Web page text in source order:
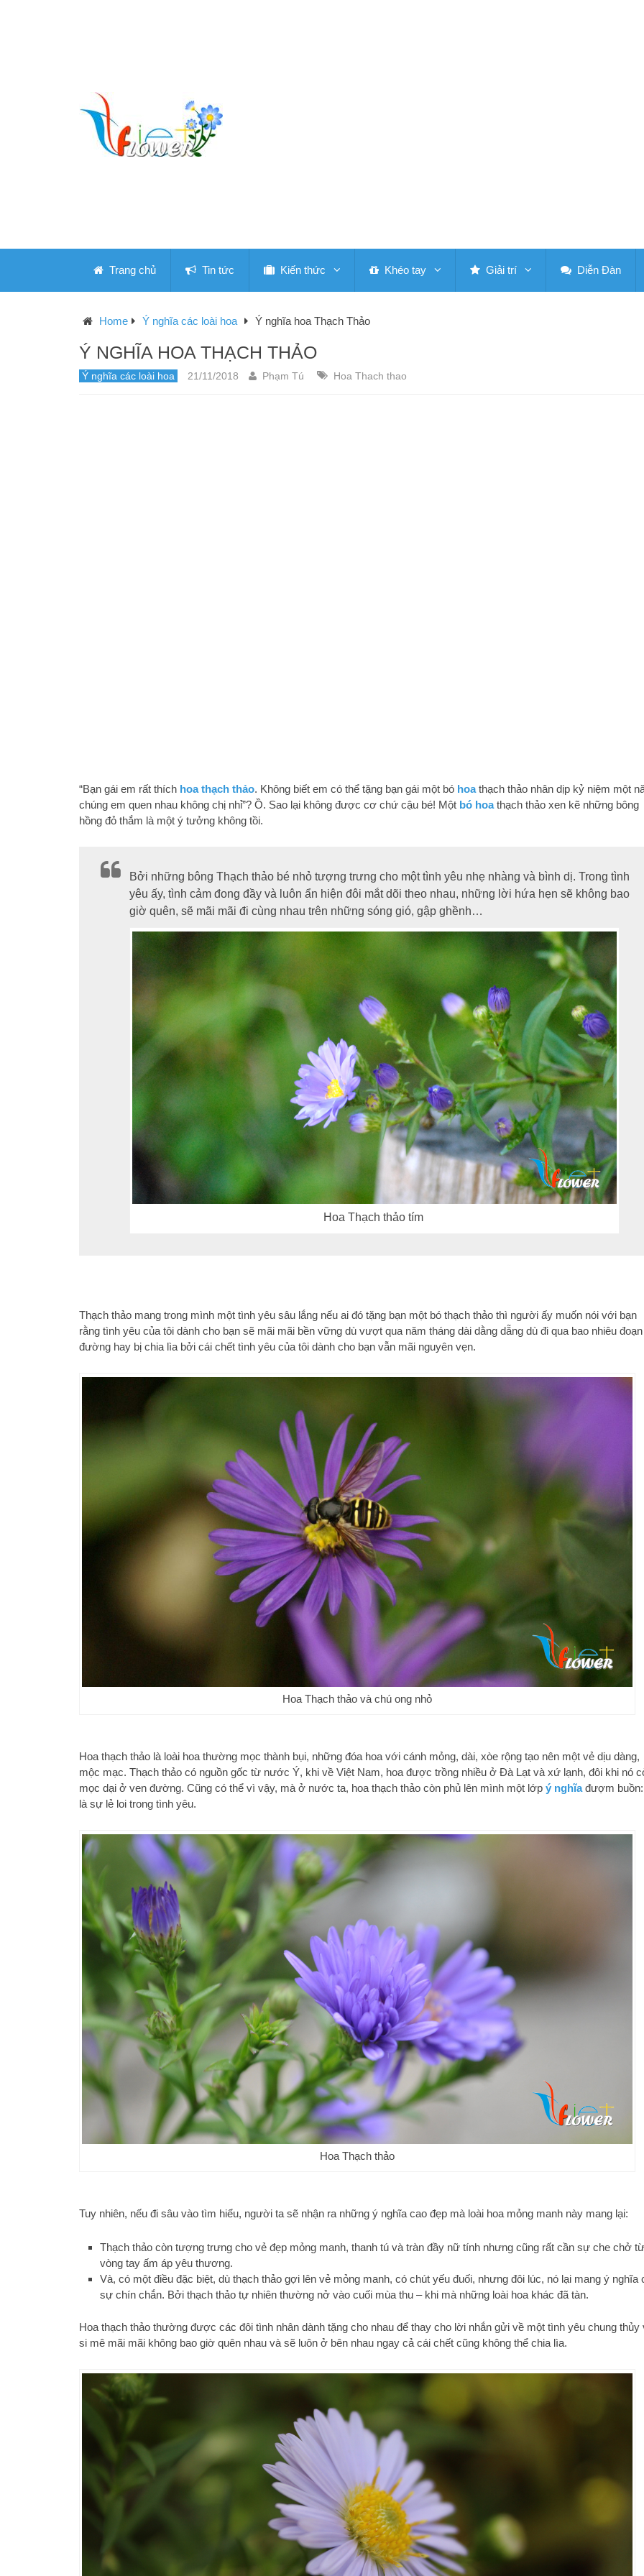
Trang chủ Tin tức Kiến thức Khéo tay Giải trí Diễn Đàn
Home Ý nghĩa các loài hoa Ý nghĩa hoa Thạch Thảo
Ý NGHĨA HOA THẠCH THẢO
Ý nghĩa các loài hoa 21/11/2018 Phạm Tú Hoa Thach thao
“Bạn gái em rất thích hoa thạch thảo. Không biết em có thể tặng bạn gái một bó hoathạch thảo nhân dịp kỷ niệm một
chúng em quen nhau không chị nhỉ”? Ồ. Sao lại không được cơ chứ cậu bé! Một bó hoathạch thảo xen kẽ những bông
hồng đỏ thắm là một ý tưởng không tồi.
Bởi những bông Thạch thảo bé nhỏ tượng trưng cho một tình yêu nhẹ nhàng và bình dị. Trong tình
yêu ấy, tình cảm đong đầy và luôn ẩn hiện đôi mắt dõi theo nhau, những lời hứa hẹn sẽ không bao
giờ quên, sẽ mãi mãi đi cùng nhau trên những sóng gió, gập ghềnh…
Hoa Thạch thảo tím
Thạch thảo mang trong mình một tình yêu sâu lắng nếu ai đó tặng bạn một bó thạch thảo thì người ấy muốn nói với bạn
rằng tình yêu của tôi dành cho bạn sẽ mãi mãi bền vững dù vượt qua năm tháng dài dằng dẵng dù đi qua bao nhiêu đoạn
đường hay bị chia lìa bởi cái chết tình yêu của tôi dành cho bạn vẫn mãi nguyên vẹn.
Hoa Thạch thảo và chú ong nhỏ
Hoa thạch thảo là loài hoa thường mọc thành bụi, những đóa hoa với cánh mỏng, dài, xòe rộng tạo nên một vẻ dịu dàng,
mộc mạc. Thạch thảo có nguồn gốc từ nước Ý, khi về Việt Nam, hoa được trồng nhiều ở Đà Lạt và xứ lạnh, đôi khi nó
mọc dại ở ven đường. Cũng có thể vì vậy, mà ở nước ta, hoa thạch thảo còn phủ lên mình một lớp ý nghĩađượm
là sự lẻ loi trong tình yêu.
Hoa Thạch thảo
Tuy nhiên, nếu đi sâu vào tìm hiểu, người ta sẽ nhận ra những ý nghĩa cao đẹp mà loài hoa mỏng manh này mang lại:
Thạch thảo còn tượng trưng cho vẻ đẹp mỏng manh, thanh tú và tràn đầy nữ tính nhưng cũng rất cần sự che chở từ
vòng tay ấm áp yêu thương.
Và, có một điều đặc biệt, dù thạch thảo gợi lên vẻ mỏng manh, có chút yếu đuối, nhưng đôi lúc, nó lại mang ý nghĩa
sự chín chắn. Bởi thạch thảo tự nhiên thường nở vào cuối mùa thu – khi mà những loài hoa khác đã tàn.
Hoa thạch thảo thường được các đôi tình nhân dành tặng cho nhau để thay cho lời nhắn gửi về một tình yêu chung thủy
si mê mãi mãi không bao giờ quên nhau và sẽ luôn ở bên nhau ngay cả cái chết cũng không thể chia lìa.